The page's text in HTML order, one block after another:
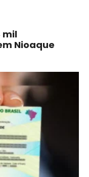
mil
Nioaque